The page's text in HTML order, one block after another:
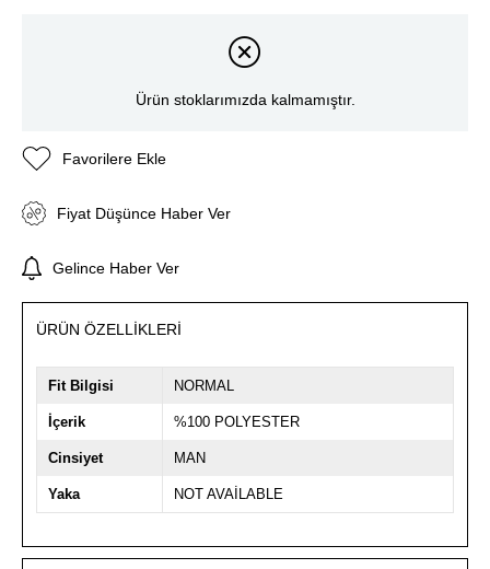
Ürün stoklarımızda kalmamıştır.
Favorilere Ekle
Fiyat Düşünce Haber Ver
Gelince Haber Ver
ÜRÜN ÖZELLIKLERI
Fit Bilgisi NORMAL
İçerik %100 POLYESTER
Cinsiyet MAN
Yaka NOT AVAİLABLE